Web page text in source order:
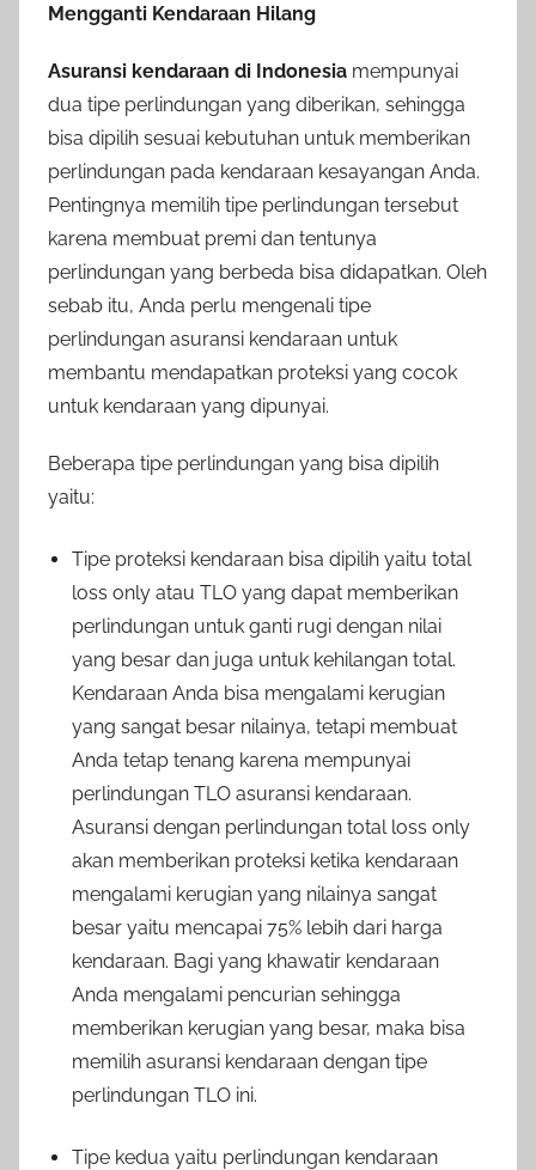
Mengganti Kendaraan Hilang
Asuransi kendaraan di Indonesia mempunyai
dua tipe perlindungan yang diberikan, sehingga
bisa dipilih sesuai kebutuhan untuk memberikan
perlindungan pada kendaraan kesayangan Anda.
Pentingnya memilih tipe perlindungan tersebut
karena membuat premi dan tentunya
perlindungan yang berbeda bisa didapatkan. Oleh
sebab itu, Anda perlu mengenali tipe
perlindungan asuransi kendaraan untuk
membantu mendapatkan proteksi yang cocok
untuk kendaraan yang dipunyai.
Beberapa tipe perlindungan yang bisa dipilih
yaitu:
Tipe proteksi kendaraan bisa dipilih yaitu total
loss only atau TLO yang dapat memberikan
perlindungan untuk ganti rugi dengan nilai
yang besar dan juga untuk kehilangan total.
Kendaraan Anda bisa mengalami kerugian
yang sangat besar nilainya, tetapi membuat
Anda tetap tenang karena mempunyai
perlindungan TLO asuransi kendaraan.
Asuransi dengan perlindungan total loss only
akan memberikan proteksi ketika kendaraan
mengalami kerugian yang nilainya sangat
besar yaitu mencapai 75% lebih dari harga
kendaraan. Bagi yang khawatir kendaraan
Anda mengalami pencurian sehingga
memberikan kerugian yang besar, maka bisa
memilih asuransi kendaraan dengan tipe
perlindungan TLO ini.
Tipe kedua yaitu perlindungan kendaraan